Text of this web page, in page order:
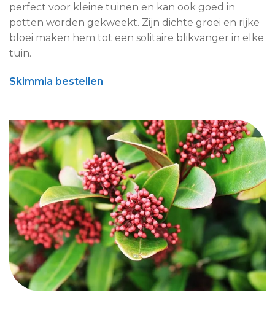
perfect voor kleine tuinen en kan ook goed in
potten worden gekweekt. Zijn dichte groei en rijke
bloei maken hem tot een solitaire blikvanger in elke
tuin.
Skimmia bestellen